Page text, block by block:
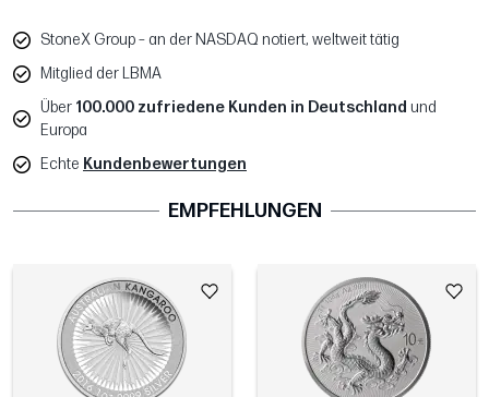
StoneX Group – an der NASDAQ notiert, weltweit tätig
Mitglied der LBMA
Über 100.000 zufriedene Kunden in Deutschland und
Europa
Echte Kundenbewertungen
EMPFEHLUNGEN